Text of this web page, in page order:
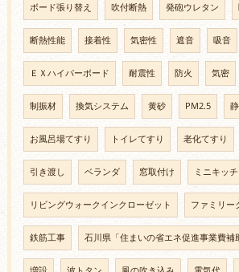
ボード張り替え 吹付断熱 発砲ウレタン
断熱性能 接着性 気密性 遮音 吸音
ＥＸハイパーボード 耐震性 防火 気密
制振材 換気システム 黄砂 PM2.5
お風呂場てすり トイレてすり 老化てすり
引き渡し ベランダ 窓取付け ミニキッ
リビングウォークインクローゼット ファミリー
鉄筋工事 石川県「住まいの省エネ促進事業費補